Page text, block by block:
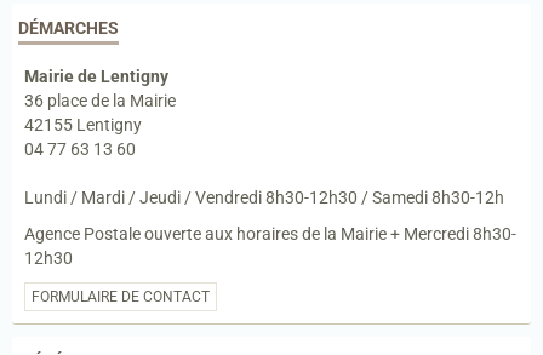
DÉMARCHES
Mairie de Lentigny
36 place de la Mairie
42155 Lentigny
04 77 63 13 60
Lundi / Mardi / Jeudi / Vendredi 8h30-12h30 / Samedi 8h30-12h
Agence Postale ouverte aux horaires de la Mairie + Mercredi 8h30-
12h30
FORMULAIRE DE CONTACT